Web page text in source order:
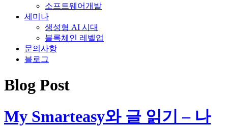
소프트웨어개발
세미나
생성형 AI 시대
블록체인 레벨업
문의사항
블로그
Blog Post
My Smarteasy와 글 읽기 – 나